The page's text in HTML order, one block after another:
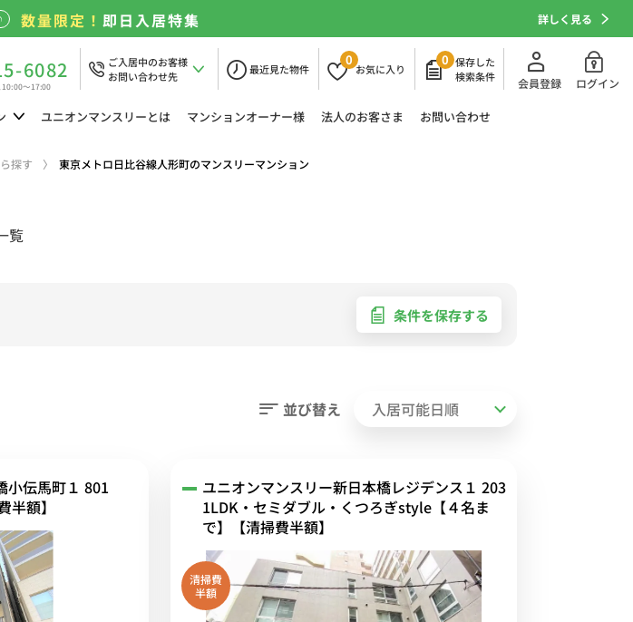
数量限定！即日入居特集 詳しく見る
6082
10:00～17:00
ご入居中のお客様
お問い合わせ先
最近見た物件
0
お気に入り
0 保存した
検索条件
会員登録 ログイン
ユニオンマンスリーとは マンションオーナー様 法人のお客さま お問い合わせ
探す 東京メトロ日比谷線人形町のマンスリーマンション
覧
条件を保存する
並び替え
小伝馬町１ 801
半額】
ユニオンマンスリー新日本橋レジデンス１ 203
1LDK・セミダブル・くつろぎstyle【４名ま
で】【清掃費半額】
清掃費
半額